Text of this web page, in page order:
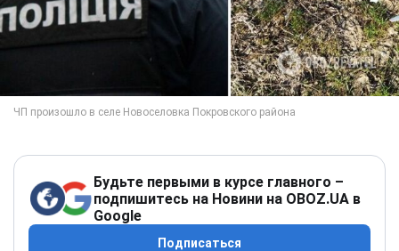
Будьте первыми в курсе главного –
подпишитесь на Новини на OBOZ.UA в
Google
Подписаться